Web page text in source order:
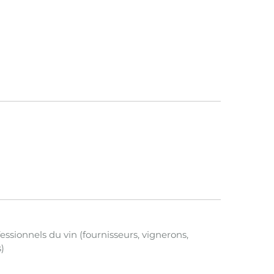
du vin (fournisseurs, vignerons,